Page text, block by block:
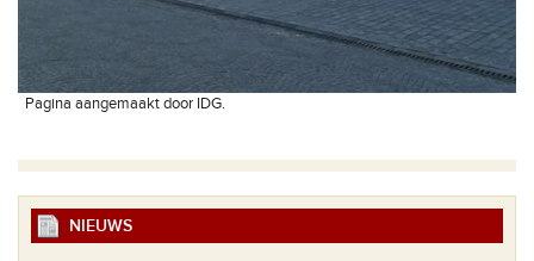
Pagina aangemaakt door IDG.
NIEUWS